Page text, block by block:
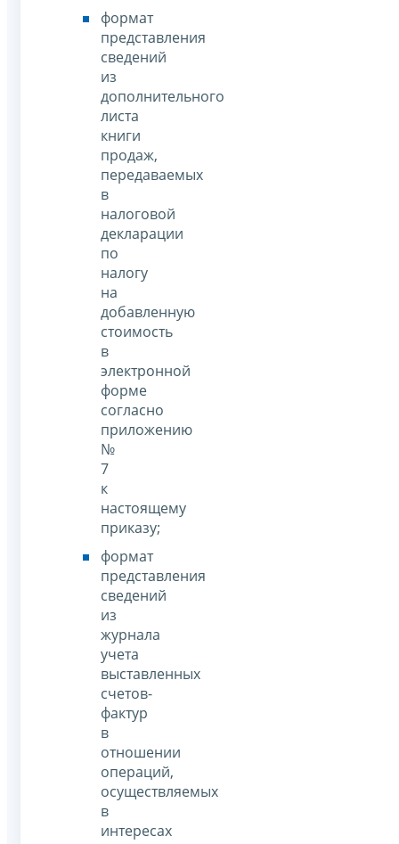
формат
представления
сведений
из
дополнительного
листа
книги
продаж,
передаваемых
в
налоговой
декларации
по
налогу
на
добавленную
стоимость
в
электронной
форме
согласно
приложению
№
7
к
настоящему
приказу;
формат
представления
сведений
из
журнала
учета
выставленных
счетов-
фактур
в
отношении
операций,
осуществляемых
в
интересах